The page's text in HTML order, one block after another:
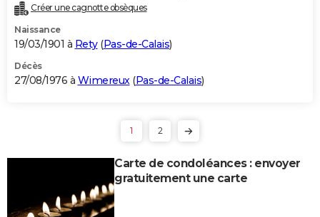
Créer une cagnotte obsèques
Naissance
19/03/1901 à Rety(Pas-de-Calais)
Décès
27/08/1976 à Wimereux (Pas-de-Calais)
1 2
Carte de condoléances : envoyer
gratuitement une carte